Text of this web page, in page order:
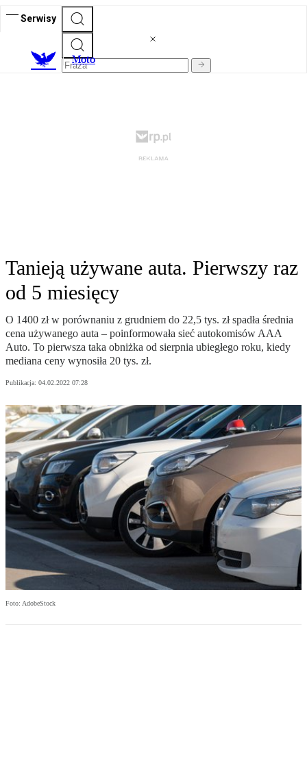
Serwisy
Moto
Tanieją używane auta. Pierwszy raz
od 5 miesięcy
O 1400 zł w porównaniu z grudniem do 22,5 tys. zł spadła średnia
cena używanego auta – poinformowała sieć autokomisów AAA
Auto. To pierwsza taka obniżka od sierpnia ubiegłego roku, kiedy
mediana ceny wynosiła 20 tys. zł.
Publikacja: 04.02.2022 07:28
Foto: AdobeStock